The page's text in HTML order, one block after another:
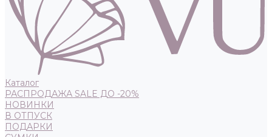
Каталог
РАСПРОДАЖА SALE ДО -20%
НОВИНКИ
В ОТПУСК
ПОДАРКИ